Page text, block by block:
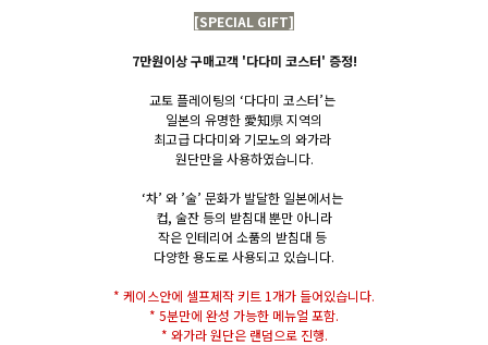
[SPECIAL GIFT]
7만원이상 구매고객 '다다미 코스터' 증정!
교토 플레이팅의 ‘다다미 코스터’는
일본의 유명한 愛知県 지역의
최고급 다다미와 기모노의 와가라
원단만을사용하였습니다.
‘차’ 와 ’술’ 문화가 발달한 일본에서는
컵, 술잔 등의 받침대 뿐만 아니라
작은 인테리어 소품의 받침대 등
다양한 용도로 사용되고 있습니다.
* 케이스안에 셀프제작 키트 1개가 들어있습니다.
* 5분만에 완성 가능한 메뉴얼 포함.
* 와가라 원단은 랜덤으로 진행.